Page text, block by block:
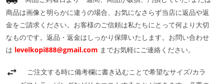
商品は画像と明らかに違うの場合、お気になさらず当店に返品や返
金をご請求ください。お客様のご信頼は私たちにとって何より大切
なものです。返品・返金はしっかり保障いたします。お問い合わせ
は levelkopi888@gmail.com までお気軽にご連絡ください。
ご注文する時に備考欄に書き込むことで希望なサイズ/カラ